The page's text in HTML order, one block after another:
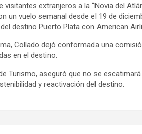
visitantes extranjeros a la “Novia del
un vuelo semanal desde el 19 de
destino Puerto Plata con American
Collado dejó conformada una
en el destino.
Turismo, aseguró que no se
y reactivación del destino.